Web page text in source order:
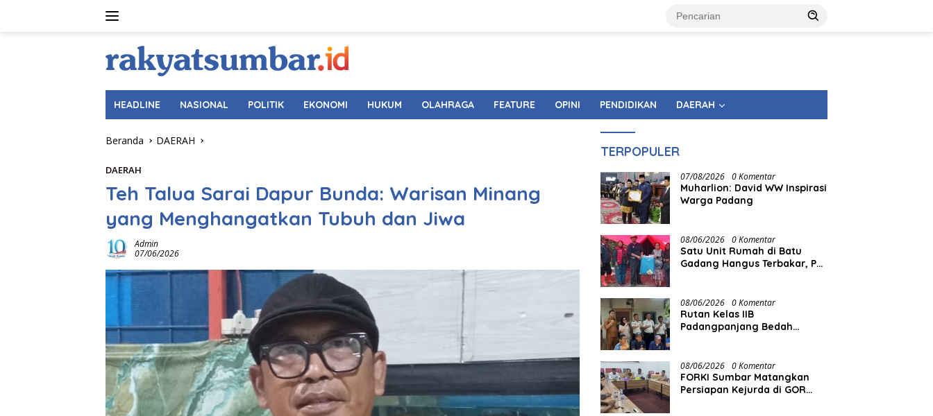
HEADLINE NASIONAL POLITIK EKONOMI HUKUM OLAHRAGA FEATURE OPINI PENDIDIKAN DAERAH
Beranda DAERAH
DAERAH
Teh Talua Sarai Dapur Bunda: Warisan Minang
yang Menghangatkan Tubuh dan Jiwa
Admin
07/06/2026
TERPOPULER
07/08/2026 0 Komentar
Muharlion: David WW Inspirasi
Warga Padang
08/06/2026 0 Komentar
Satu Unit Rumah di Batu
Gadang Hangus Terbakar, PT
08/06/2026 0 Komentar
Rutan Kelas IIB
Padangpanjang Bedah
08/06/2026 0 Komentar
FORKI Sumbar Matangkan
Persiapan Kejurda di GOR